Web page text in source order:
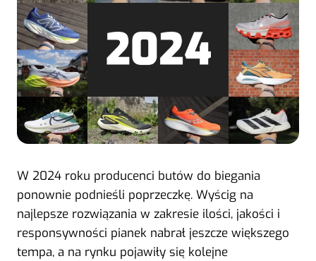
W 2024 roku producenci butów do biegania
ponownie podnieśli poprzeczkę. Wyścig na
najlepsze rozwiązania w zakresie ilości, jakości i
responsywności pianek nabrał jeszcze większego
tempa, a na rynku pojawiły się kolejne